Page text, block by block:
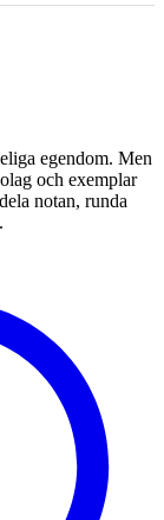
egendom. Men
och exemplar
notan, runda